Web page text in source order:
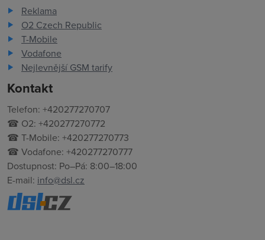
Reklama
O2 Czech Republic
T-Mobile
Vodafone
Nejlevnější GSM tarify
Kontakt
Telefon: +420277270707
☎ O2: +420277270772
☎ T-Mobile: +420277270773
☎ Vodafone: +420277270777
Dostupnost: Po–Pá: 8:00–18:00
E-mail: info@dsl.cz